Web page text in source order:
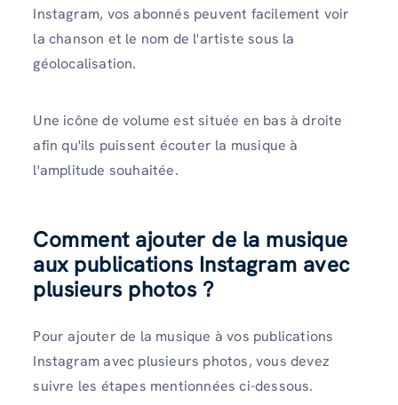
Instagram, vos abonnés peuvent facilement voir
la chanson et le nom de l'artiste sous la
géolocalisation.
Une icône de volume est située en bas à droite
afin qu'ils puissent écouter la musique à
l'amplitude souhaitée.
Comment ajouter de la musique
aux publications Instagram avec
plusieurs photos ?
Pour ajouter de la musique à vos publications
Instagram avec plusieurs photos, vous devez
suivre les étapes mentionnées ci-dessous.